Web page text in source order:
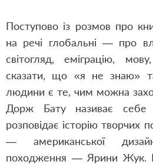
Поступово із розмов про
на речі глобальні — про
світогляд, еміграцію,
сказати, що «я не знаю»
людини є те, чим можна
Дорж Бату називає себе
розповідає історію творчих
— американської
походження — Ярини Жук.